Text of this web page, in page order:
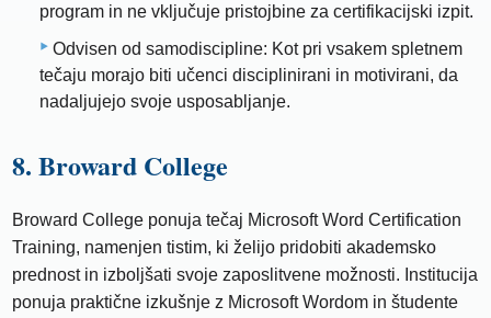
program in ne vključuje pristojbine za certifikacijski izpit.
Odvisen od samodiscipline: Kot pri vsakem spletnem
tečaju morajo biti učenci disciplinirani in motivirani, da
nadaljujejo svoje usposabljanje.
8. Broward College
Broward College ponuja tečaj Microsoft Word Certification
Training, namenjen tistim, ki želijo pridobiti akademsko
prednost in izboljšati svoje zaposlitvene možnosti. Institucija
ponuja praktične izkušnje z Microsoft Wordom in študente